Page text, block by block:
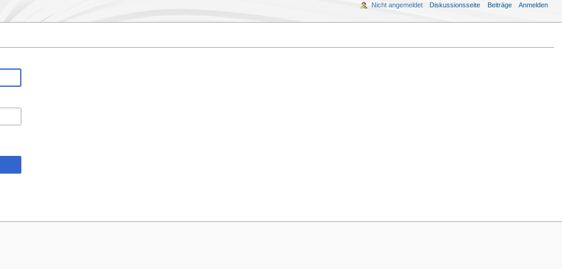
Nicht angemeldet Diskussionsseite Beiträge Anmelden